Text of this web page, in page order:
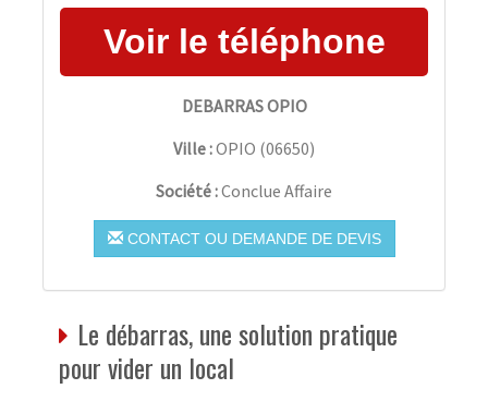
DEBARRAS OPIO
Ville :OPIO (06650)
Société :Conclue Affaire
CONTACT OU DEMANDE DE DEVIS
Le débarras, une solution pratique
pour vider un local